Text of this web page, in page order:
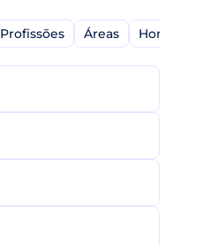
Profissões Áreas Home-